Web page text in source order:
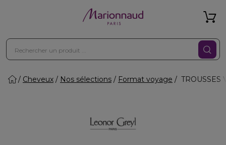
Cheveux Nos sélections Format voyage TROUSSES